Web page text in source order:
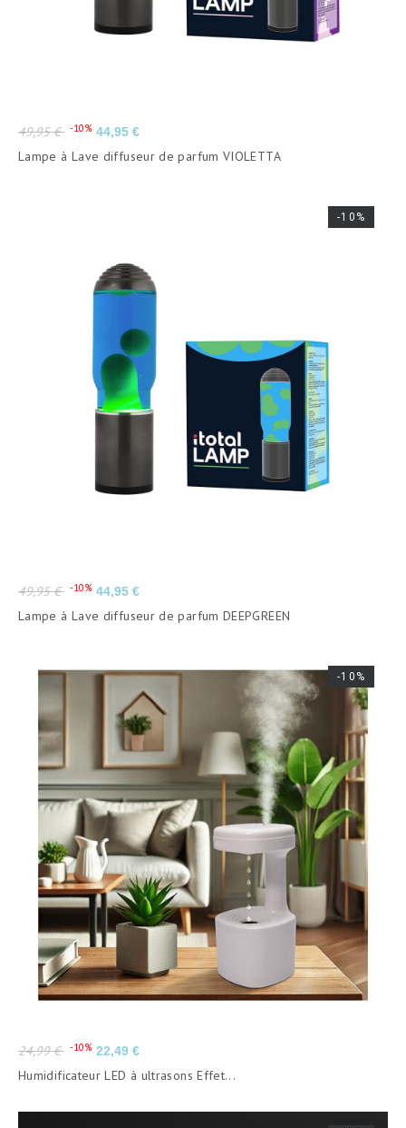
Prix
de
base
49,95 € -10% Prix
44,95 €
Lampe à Lave diffuseur de parfum VIOLETTA
-10%
Prix
de
base
49,95 € -10% Prix
44,95 €
Lampe à Lave diffuseur de parfum DEEPGREEN
-10%
Prix
de
base
24,99 € -10% Prix
22,49 €
Humidificateur LED à ultrasons Effet...